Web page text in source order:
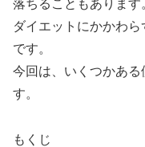
落ちることもあります
ダイエットにかかわ
です。
今回は、いくつかある
す。
もくじ